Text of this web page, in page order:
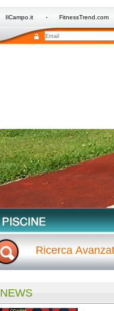
IlCampo.it FitnessTrend.com
Ricerca
NEWS